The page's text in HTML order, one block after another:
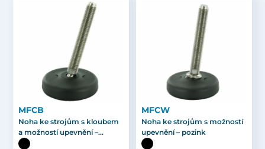
MFCB
Noha ke strojům s kloubem
a možností upevnění –
pozink
MFCW
Noha ke strojům s možností
upevnění – pozink